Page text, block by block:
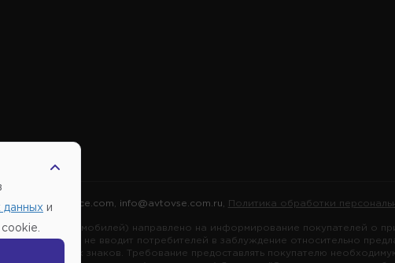
2026 | Автовсе.com info@avtovse.com.ru Политика обработки
марок автомобилей) направлено на информирование покупателей о
информация не вводит потребителей в заблуждение относительно
товарных знаков. Требование предоставлять покупателю
данных и